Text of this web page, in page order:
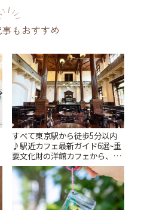
もおすすめ
すべて東京駅から徒歩5分以内
♪駅近カフェ最新ガイド6選~重
要文化財の洋館カフェから、改
札すぐのレトロ喫茶まで~ | こと
りっぷ